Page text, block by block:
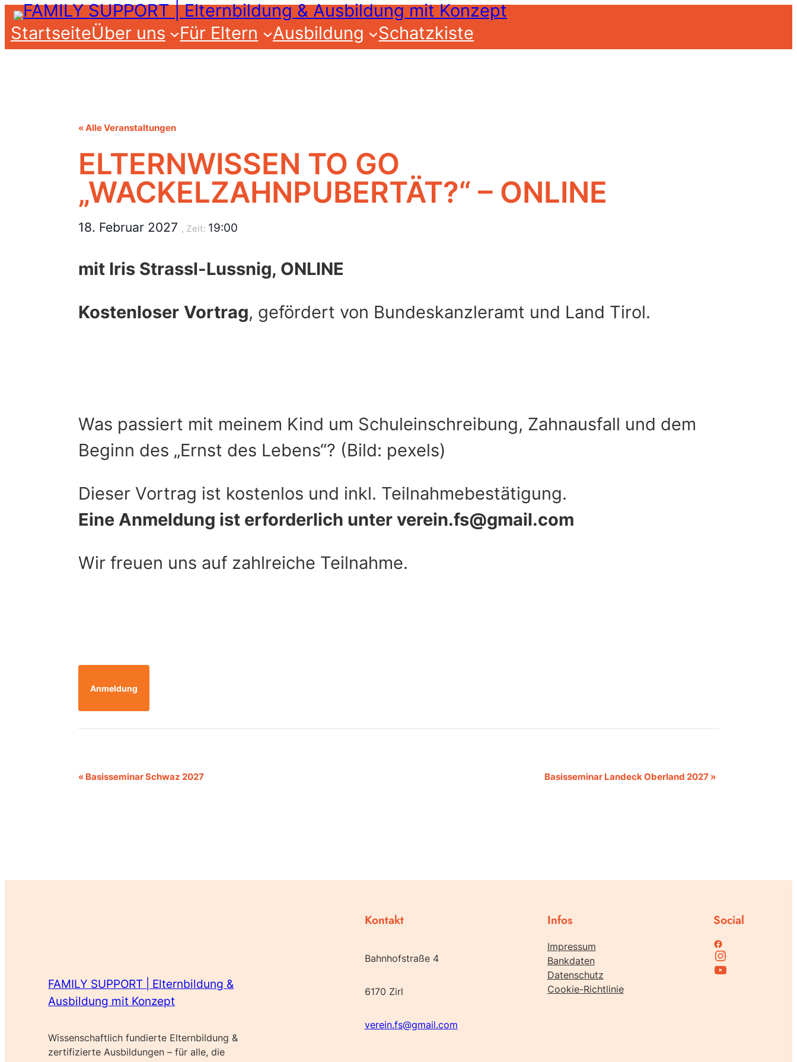
StartseiteÜber uns Für Eltern Ausbildung Schatzkiste
« Alle Veranstaltungen
ELTERNWISSEN TO GO
„WACKELZAHNPUBERTÄT?“ – ONLINE
18. Februar 2027 , Zeit: 19:00
mit Iris Strassl-Lussnig, ONLINE
Kostenloser Vortrag, gefördert von Bundeskanzleramt und Land Tirol.
Was passiert mit meinem Kind um Schuleinschreibung, Zahnausfall und dem
Beginn des „Ernst des Lebens“? (Bild: pexels)
Dieser Vortrag ist kostenlos und inkl. Teilnahmebestätigung.
Eine Anmeldung ist erforderlich unter verein.fs@gmail.com
Wir freuen uns auf zahlreiche Teilnahme.
Anmeldung
Navigation
« Basisseminar Schwaz 2027 Basisseminar Landeck Oberland 2027 »
FAMILY SUPPORT | Elternbildung &
Ausbildung mit Konzept
Wissenschaftlich fundierte Elternbildung &
zertifizierte Ausbildungen – für alle, die
Kontakt
Bahnhofstraße 4
6170 Zirl
verein.fs@gmail.com
Infos
Impressum
Bankdaten
Datenschutz
Cookie-Richtlinie
Social
Family Support bei Facebook
Instagram
Family Support bei Youtube